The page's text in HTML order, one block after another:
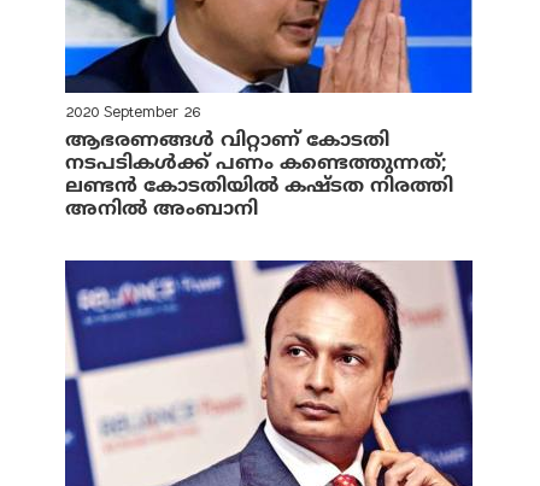
2020 September 26
ആഭരണങ്ങള്‍ വിറ്റാണ് കോടതി
നടപടികള്‍ക്ക് പണം കണ്ടെത്തുന്നത്;
ലണ്ടന്‍ കോടതിയില്‍ കഷ്ടത നിരത്തി
അനില്‍ അംബാനി